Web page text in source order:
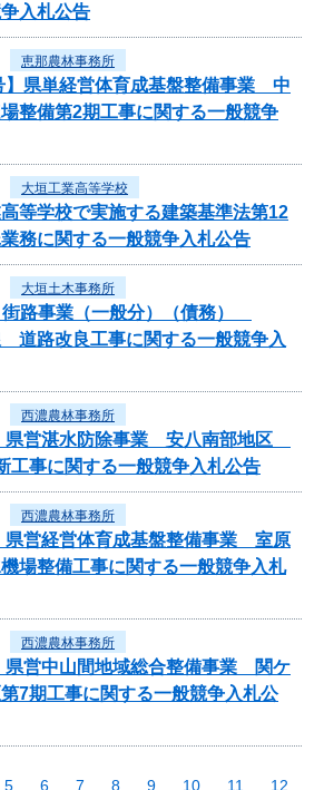
入札公告
恵那農林事務所
】県単経営体育成基盤整備事業 中
整備第2期工事に関する一般競争
大垣工業高等学校
等学校で実施する建築基準法第12
務に関する一般競争入札公告
大垣土木事務所
街路事業（一般分）（債務）
道路改良工事に関する一般競争入
西濃農林事務所
県営湛水防除事業 安八南部地区
工事に関する一般競争入札公告
西濃農林事務所
県営経営体育成基盤整備事業 室原
場整備工事に関する一般競争入札
西濃農林事務所
県営中山間地域総合整備事業 関ケ
7期工事に関する一般競争入札公
5 6 7 8 9 10 11
12